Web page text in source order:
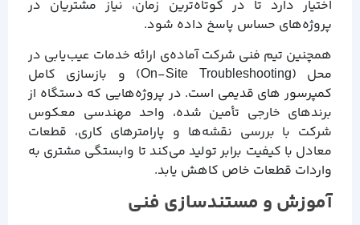
اختیار دارد تا در کوتاه‌ترین زمان، نیاز مشتریان در
پروژه‌های حساس پاسخ داده شود.
همچنین تیم فنی شرکت آماده‌ی ارائه خدمات عیب‌یابی در
محل (On-Site Troubleshooting) و بازسازی کامل
کمپرسور های قدیمی است. در پروژه‌هایی که دستگاه از
برندهای خارجی تأمین شده، واحد مهندسی معکوس
شرکت با بررسی نقشه‌ها و پارامترهای کاری، قطعات
معادل با کیفیت برابر تولید می‌کند تا وابستگی مشتری به
واردات قطعات خاص کاهش یابد.
آموزش و مستندسازی فنی